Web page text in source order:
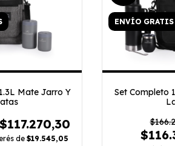
Mate Jarro Y
$117.270,30
de $19.545,05
ENVÍO GRATIS
Set Completo